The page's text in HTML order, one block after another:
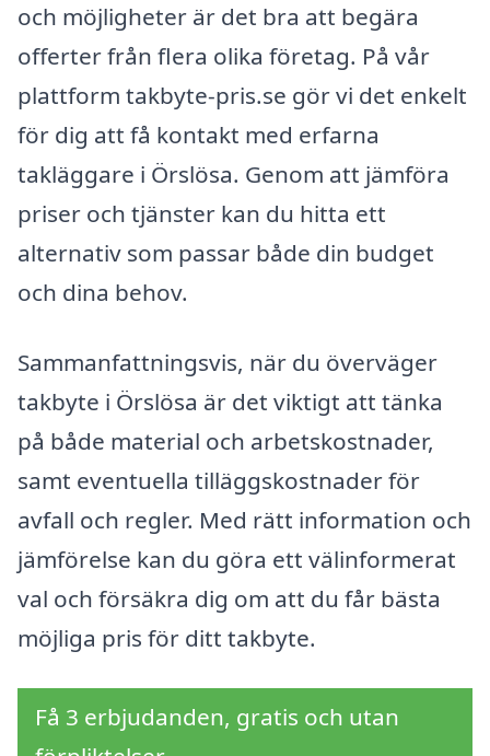
och möjligheter är det bra att begära
offerter från flera olika företag. På vår
plattform takbyte-pris.se gör vi det enkelt
för dig att få kontakt med erfarna
takläggare i Örslösa. Genom att jämföra
priser och tjänster kan du hitta ett
alternativ som passar både din budget
och dina behov.
Sammanfattningsvis, när du överväger
takbyte i Örslösa är det viktigt att tänka
på både material och arbetskostnader,
samt eventuella tilläggskostnader för
avfall och regler. Med rätt information och
jämförelse kan du göra ett välinformerat
val och försäkra dig om att du får bästa
möjliga pris för ditt takbyte.
Få 3 erbjudanden, gratis och utan